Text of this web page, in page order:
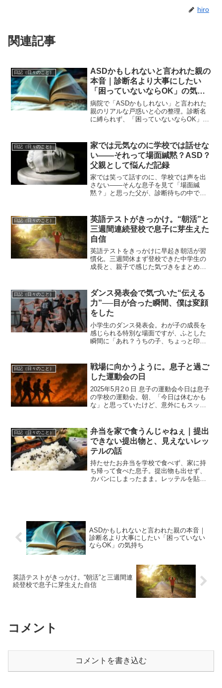
hiro
関連記事
日記（日々のこと）
ASDかもしれないと言われた親の
本音｜診断名より大事にしたい
「困っていないならOK」の気持
ち
病院で「ASDかもしれない」と言われた
親のリアルな戸惑いと心の整理。診断名
に縛られず、「困っていないならOK」と
方に、少しでも安心を届けられたら嬉し
いです。
日記（日々のこと）
家では元気なのに学校では話せな
い――それって場面緘黙？ASD？
父親として悩んだ記録
家では笑って話すのに、学校では声を出
さない――そんな息子を見て「場面緘
黙？」と思った父が、診断待ちの中で自
ったリアルな記録です。
日記（日々のこと）
英語テストがきっかけ。“朝活”と
三週間連続登校で息子に芽生えた
自信
英語テストをきっかけに早起き朝活が習
慣化。三週間休まず登校できた中学生の
成長と、親子で感じた気づきをまとめま
日記（日々のこと）
ダンス発表会で気づいた“伝える
力”──目が合った瞬間、僕は変顔
をした
小学生のダンス発表会。わが子の成長を
感じられる特別な場面ですが、ふとした
瞬間に「あれ？うちの子、ちょっと印象
置”をもらっていたはずなのに、なぜか不
安そうな表情で踊って...
日記（日々のこと）
戦場に向かうように。息子と過ご
した運動会の日
2025年5月2０日 息子の運動会今日は息子
の学校の運動会。朝、「今日は休むかも
な」と思っていたけど、意外にもスッと
は徒歩、自転車、または保護者の送迎。
僕は仕事の前に車...
日記（日々のこと）
弁当を家で食うんじゃねぇ｜提出
できない提出物と、見えないレッ
テルの話
持たせたお弁当を学校で食べず、家に持
ち帰って食べた息子。提出物も出せず、
カバンにしまったまま。レッテルを貼ら
ASDかもしれないと言われた親の本音｜
診断名より大事にしたい「困っていない
ならOK」の気持ち
英語テストがきっかけ。“朝活”と三週間連
続登校で息子に芽生えた自信
コメント
コメントを書き込む